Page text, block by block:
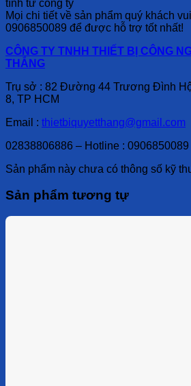
tính từ công ty
Mọi chi tiết về sản phẩm quý khách
0906850089 để được hỗ trợ tốt nhất!
CÔNG TY TNHH THIẾT BỊ CÔNG
THẮNG
Trụ sở : 82 Đường 44 Trương Đình
8, TP HCM
Email : thietbiquyetthang@gmail.com
02838806886 – Hotline : 0906850089
Sản phẩm này chưa có thông số kỹ
Sản phẩm tương tự